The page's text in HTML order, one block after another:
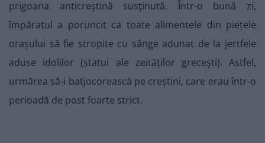
prigoana anticreștină susținută. Într-o bună zi,
împăratul a poruncit ca toate alimentele din piețele
orașului să fie stropite cu sânge adunat de la jertfele
aduse idolilor (statui ale zeităților grecești). Astfel,
urmărea să-i batjocorească pe creștini, care erau într-o
perioadă de post foarte strict.